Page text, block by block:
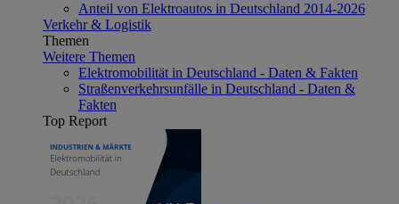
Anteil von Elektroautos in Deutschland 2014-2026
Verkehr & Logistik
Themen
Weitere Themen
Elektromobilität in Deutschland - Daten & Fakten
Straßenverkehrsunfälle in Deutschland - Daten &
Fakten
Top Report